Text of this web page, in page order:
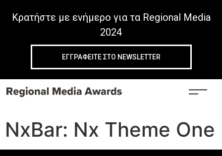
Κρατήστε με ενήμερο για τα Regional Media
2024
ΕΓΓΡΑΦΕIΤΕ ΣΤΟ NEWSLETTER
NxBar: Nx Theme One